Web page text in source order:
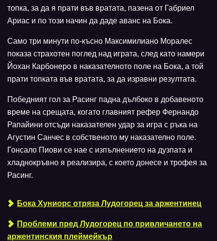
топка, за да я прати във вратата, пазена от Габриел
Ариас и по този начин да даде аванс на Бока.
Само три минути по-късно Максимилиано Моралес
показа страхотен поглед над играта, след като намери
Йохан Карбонеро в наказателното поле на Бока, а той
прати топката във вратата, за да изравни резултата.
Победният гол за Расинг падна дълбоко в добавеното
време на срещата, когато главният рефер Фернандо
Рапайини отсъди наказателен удар за игра с ръка на
Агустин Санчес в собственото му наказателно поле.
Гонсало Пиови се нае с изпълнението на дузпата и
хладнокръвно я реализира, с което донесе и трофея за
Расинг.
Бока Хуниорс отряза Лудогорец за аржентинец
Проблеми пред Лудогорец по привличането на
аржентинския плеймейкър